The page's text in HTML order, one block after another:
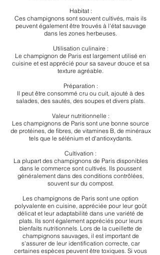
Habitat :
Ces champignons sont souvent cultivés, mais ils
peuvent également être trouvés à l'état sauvage
dans les zones herbeuses.
Utilisation culinaire :
Le champignon de Paris est largement utilisé en
cuisine et est apprécié pour sa saveur douce et sa
texture agréable.
Préparation :
Il peut être consommé cru ou cuit, ajouté à des
salades, des sautés, des soupes et divers plats.
Valeur nutritionnelle :
Les champignons de Paris sont une bonne source
de protéines, de fibres, de vitamines B, de minéraux
tels que le sélénium et d'antioxydants.
Cultivation :
La plupart des champignons de Paris disponibles
dans le commerce sont cultivés. Ils poussent
généralement dans des conditions contrôlées,
souvent sur du compost.
Les champignons de Paris sont une option
polyvalente en cuisine, appréciée pour leur goût
délicat et leur adaptabilité dans une variété de
plats. Ils sont également appréciés pour leurs
bienfaits nutritionnels. Lors de la cueillette de
champignons sauvages, il est important de
s'assurer de leur identification correcte, car
certaines espèces peuvent être toxiques. Si vous